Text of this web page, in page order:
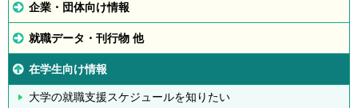
企業・団体向け情報
就職データ・刊行物 他
在学生向け情報
大学の就職支援スケジュールを知りたい